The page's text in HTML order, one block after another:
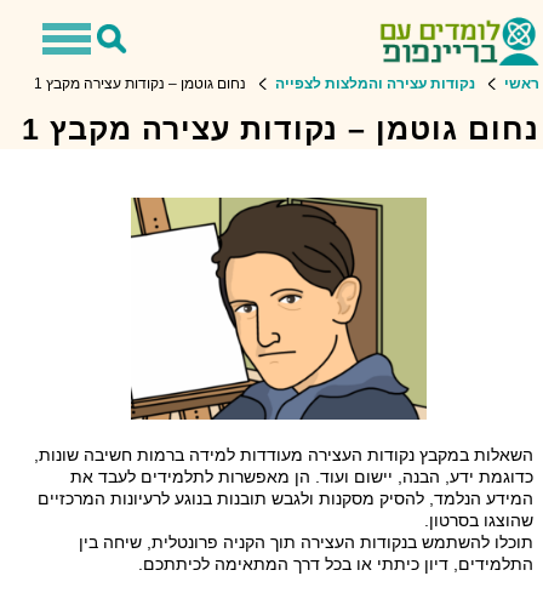
Toggle
Toggle
ראשי נקודות עצירה והמלצות לצפייה נחום גוטמן – נקודות עצירה מקבץ 1
נחום גוטמן – נקודות עצירה מקבץ 1
השאלות במקבץ נקודות העצירה מעודדות למידה ברמות חשיבה שונות,
כדוגמת ידע, הבנה, יישום ועוד. הן מאפשרות לתלמידים לעבד את
המידע הנלמד, להסיק מסקנות ולגבש תובנות בנוגע לרעיונות המרכזיים
שהוצגו בסרטון.
תוכלו להשתמש בנקודות העצירה תוך הקניה פרונטלית, שיחה בין
התלמידים, דיון כיתתי או בכל דרך המתאימה לכיתתכם.